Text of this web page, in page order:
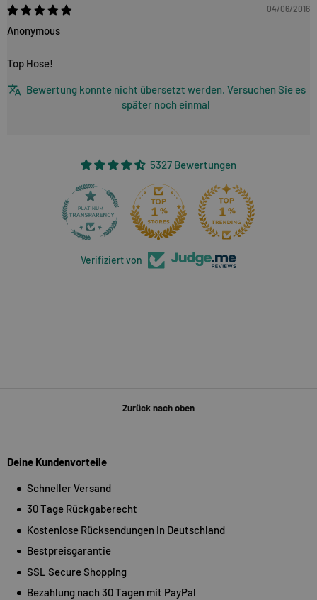
04/06/2016
Anonymous
Top Hose!
Bewertung konnte nicht übersetzt werden. Versuchen Sie es
später noch einmal
5327 Bewertungen
Verifiziert von
Zurück nach oben
Deine Kundenvorteile
Schneller Versand
30 Tage Rückgaberecht
Kostenlose Rücksendungen in Deutschland
Bestpreisgarantie
SSL Secure Shopping
Bezahlung nach 30 Tagen mit PayPal